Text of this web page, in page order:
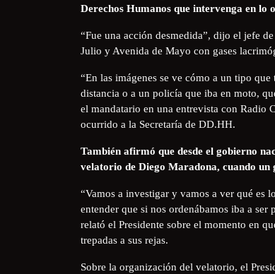
Derechos Humanos que intervenga en lo
“Fue una acción desmedida”, dijo el jefe
Julio y Avenida de Mayo con gases
“En las imágenes se ve cómo a un tipo
distancia o a un policía que iba en moto,
el mandatario en una entrevista con Radio
ocurrido a la Secretaría de DD.HH.
También afirmó que desde el gobierno
velatorio de Diego Maradona, cuando
“Vamos a investigar y vamos a ver qué es
entender que si nos ordenábamos iba a
relató el Presidente sobre el momento en
trepadas a sus rejas.
Sobre la organización del velatorio, el